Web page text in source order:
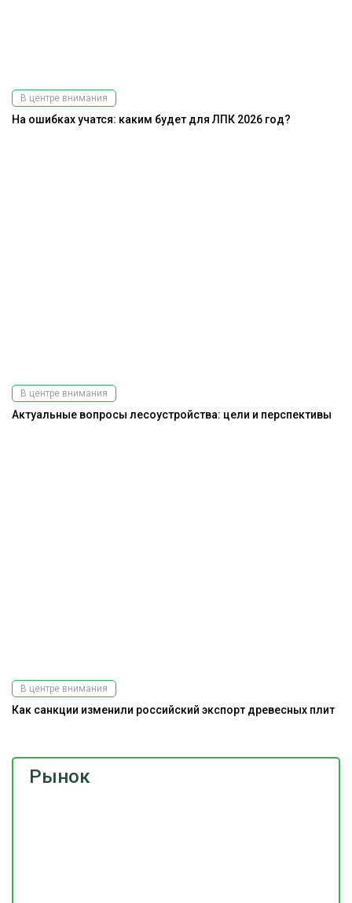
Рынок
В центре внимания
На ошибках учатся: каким будет для ЛПК 2026 год?
В центре внимания
Актуальные вопросы лесоустройства: цели и перспективы
В центре внимания
Как санкции изменили российский экспорт древесных плит